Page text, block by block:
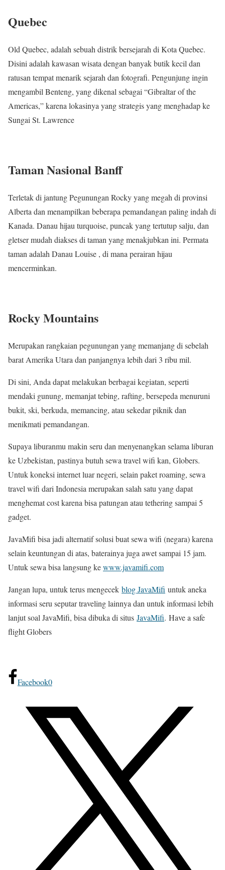
Quebec
Old Quebec, adalah sebuah distrik bersejarah di Kota Quebec.
Disini adalah kawasan wisata dengan banyak butik kecil dan
ratusan tempat menarik sejarah dan fotografi. Pengunjung ingin
mengambil Benteng, yang dikenal sebagai “Gibraltar of the
Americas,” karena lokasinya yang strategis yang menghadap ke
Sungai St. Lawrence
Taman Nasional Banff
Terletak di jantung Pegunungan Rocky yang megah di provinsi
Alberta dan menampilkan beberapa pemandangan paling indah di
Kanada. Danau hijau turquoise, puncak yang tertutup salju, dan
gletser mudah diakses di taman yang menakjubkan ini. Permata
taman adalah Danau Louise , di mana perairan hijau
mencerminkan.
Rocky Mountains
Merupakan rangkaian pegunungan yang memanjang di sebelah
barat Amerika Utara dan panjangnya lebih dari 3 ribu mil.
Di sini, Anda dapat melakukan berbagai kegiatan, seperti
mendaki gunung, memanjat tebing, rafting, bersepeda menuruni
bukit, ski, berkuda, memancing, atau sekedar piknik dan
menikmati pemandangan.
Supaya liburanmu makin seru dan menyenangkan selama liburan
ke Uzbekistan, pastinya butuh sewa travel wifi kan, Globers.
Untuk koneksi internet luar negeri, selain paket roaming, sewa
travel wifi dari Indonesia merupakan salah satu yang dapat
menghemat cost karena bisa patungan atau tethering sampai 5
gadget.
JavaMifi bisa jadi alternatif solusi buat sewa wifi (negara) karena
selain keuntungan di atas, baterainya juga awet sampai 15 jam.
Untuk sewa bisa langsung kewww.javamifi.com
Jangan lupa, untuk terus mengecek blog JavaMifi untuk aneka
informasi seru seputar traveling lainnya dan untuk informasi lebih
lanjut soal JavaMifi, bisa dibuka di situs JavaMifi. Have a safe
flight Globers
Facebook0